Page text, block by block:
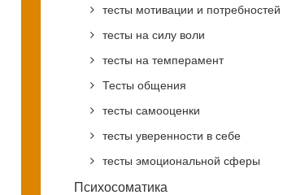
тесты мотивации и потребностей
тесты на силу воли
тесты на темперамент
Тесты общения
тесты самооценки
тесты уверенности в себе
тесты эмоциональной сферы
Психосоматика